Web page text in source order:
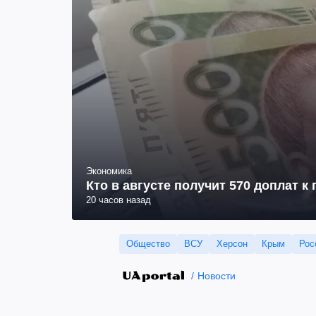
Экономика
Кто в августе получит 570 доплат к
20 часов назад
Общество ВСУ Херсон Крым
Новости